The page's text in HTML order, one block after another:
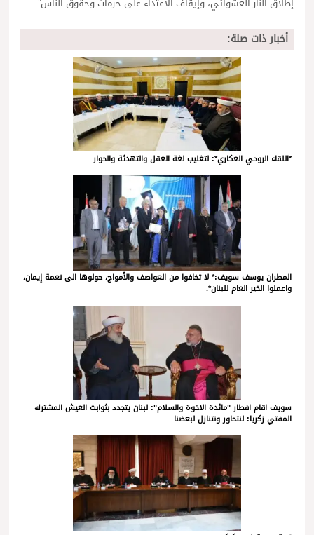
إطلاق النار العشوائي، وإيقاف الاعتداء على حرمات وحقوق الناس”.
أخبار ذات صلة:
*اللقاء الروحي العكاري*: لتغليب لغة العقل والتهدئة والحوار
المطران يوسف سويف:* لا تخافوا من العواصف والأمواج، حولوها الى نعمة إيمان،
واعملوا الخير العام للبنان*.
سويف اقام افطار "مائدة الاخوة والسلام": لبنان يتجدد بثوابت العيش المشترك
المفتي زكريا: لنتحاور ونتنازل لبعضنا